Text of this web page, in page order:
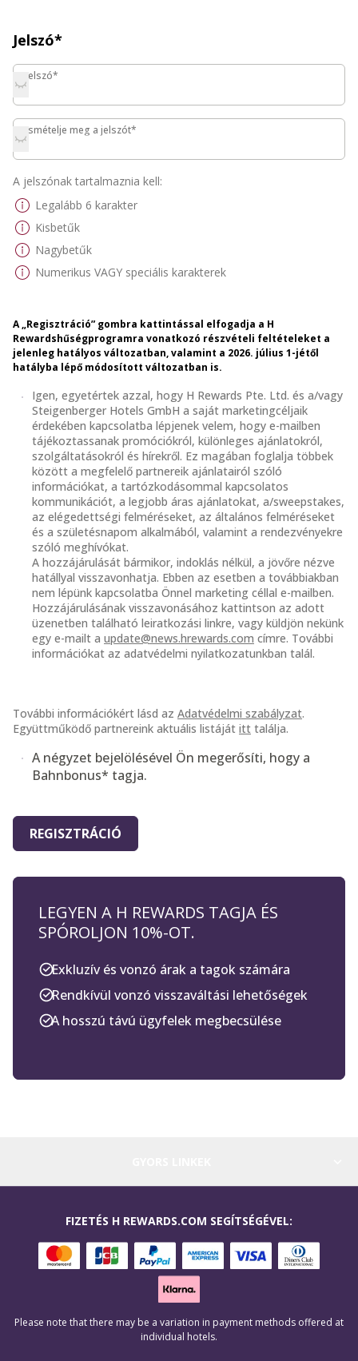
Jelszó*
Jelszó*
Jelszó*
Ismételje meg a jelszót*
Ismételje meg a jelszót*
A jelszónak tartalmaznia kell:
Legalább 6 karakter
Kisbetűk
Nagybetűk
Numerikus VAGY speciális karakterek
A „Regisztráció” gombra kattintással elfogadja a H
Rewardshűségprogramra vonatkozó részvételi feltételeket a
jelenleg hatályos változatban, valamint a 2026. július 1-jétől
hatályba lépő módosított változatban is.
Igen, egyetértek azzal, hogy H Rewards Pte. Ltd. és a/vagy
Steigenberger Hotels GmbH a saját marketingcéljaik
érdekében kapcsolatba lépjenek velem, hogy e-mailben
tájékoztassanak promóciókról, különleges ajánlatokról,
szolgáltatásokról és hírekről. Ez magában foglalja többek
között a megfelelő partnereik ajánlatairól szóló
információkat, a tartózkodásommal kapcsolatos
kommunikációt, a legjobb áras ajánlatokat, a/sweepstakes,
az elégedettségi felméréseket, az általános felméréseket
és a születésnapom alkalmából, valamint a rendezvényekre
szóló meghívókat.
A hozzájárulását bármikor, indoklás nélkül, a jövőre nézve
hatállyal visszavonhatja. Ebben az esetben a továbbiakban
nem lépünk kapcsolatba Önnel marketing céllal e-mailben.
Hozzájárulásának visszavonásához kattintson az adott
üzenetben található leiratkozási linkre, vagy küldjön nekünk
egy e-mailt a update@news.hrewards.com címre. További
információkat az adatvédelmi nyilatkozatunkban talál.
További információkért lásd az Adatvédelmi szabályzat.
Együttműködő partnereink aktuális listáját itt találja.
A négyzet bejelölésével Ön megerősíti, hogy a
Bahnbonus* tagja.
REGISZTRÁCIÓ
LEGYEN A H REWARDS TAGJA ÉS
SPÓROLJON 10%-OT.
Exkluzív és vonzó árak a tagok számára
Rendkívül vonzó visszaváltási lehetőségek
A hosszú távú ügyfelek megbecsülése
FIZETÉS H REWARDS.COM SEGÍTSÉGÉVEL:
Please note that there may be a variation in payment methods offered at
individual hotels.